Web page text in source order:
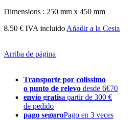
Dimensions : 250 mm x 450 mm
8.50 € IVA incluido Añadir a la Cesta
Arriba de página
Transporte por colissimo
o punto de relevo desde 6€70
envío gratisa partir de 300 €
de pedido
pago seguroPago en 3 veces